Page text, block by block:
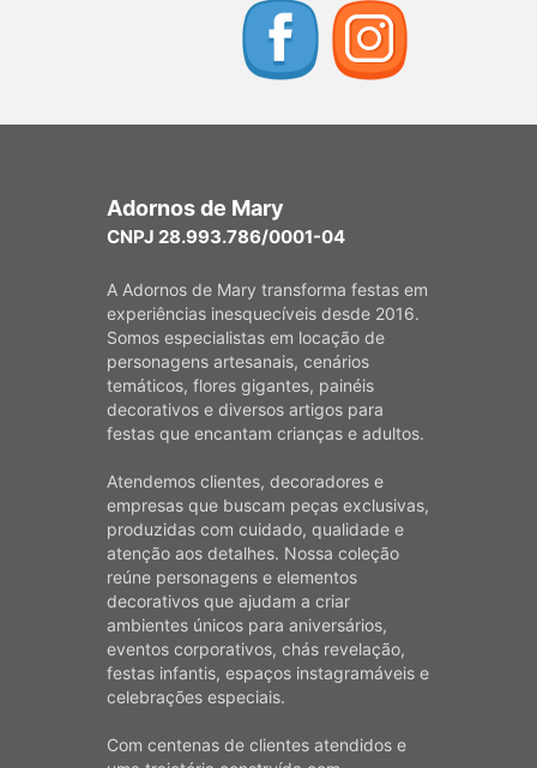
Adornos de Mary
CNPJ 28.993.786/0001-04
A Adornos de Mary transforma festas em
experiências inesquecíveis desde 2016.
Somos especialistas em locação de
personagens artesanais, cenários
temáticos, flores gigantes, painéis
decorativos e diversos artigos para
festas que encantam crianças e adultos.
Atendemos clientes, decoradores e
empresas que buscam peças exclusivas,
produzidas com cuidado, qualidade e
atenção aos detalhes. Nossa coleção
reúne personagens e elementos
decorativos que ajudam a criar
ambientes únicos para aniversários,
eventos corporativos, chás revelação,
festas infantis, espaços instagramáveis e
celebrações especiais.
Com centenas de clientes atendidos e